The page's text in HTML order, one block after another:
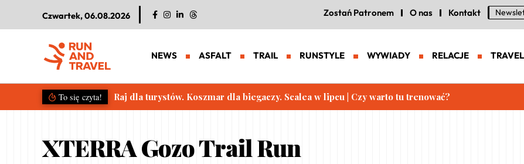
Czwartek, 06.08.2026 Zostań Patronem O nas Kontakt
NEWS ASFALT TRAIL RUNSTYLE WYWIADY RELACJE TRAVEL
To się czyta! Raj dla turystów. Koszmar dla biegaczy. Scalea w lipcu | Czy warto tu trenować?
XTERRA Gozo Trail Run